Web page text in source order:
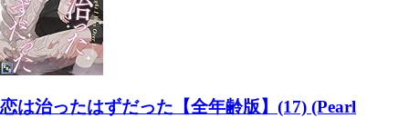
恋は治ったはずだった【全年齢版】(17) (Pearl